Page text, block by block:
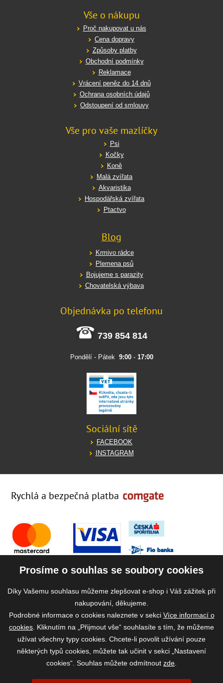
Vše o nákupu
Proč nakupovat u nás
Cena dopravy
Způsoby platby
Obchodní podmínky
Reklamace
Vrácení peněz do 14 dnů
Ochrana osobních údajů
Odstoupení od smlouvy
Vše pro vaše mazlíčky
Psi
Kočky
Koně
Malá zvířata
Akvaristika
Hospodářská zvířata
Ptactvo
Blog
Krmivo rádce
Plemena psů
Bojujeme s parazity
Chovatelská výbava
Objednávka po telefonu
739 854 814
Pondělí - Pátek 9:00- 17:00
Sociální sítě
FACEBOOK
INSTAGRAM
Rychlá a bezpečná platba
2026 ©www.vase-krmivo.cz- Tomáš Kroupa e-shop, Kanice 307, 664 01
Prosíme o souhlas se soubory cookies
Díky Vašemu souhlasu můžeme zlepšovat e-shop i Váš zážitek při
nakupování, děkujeme.
Podrobné informace o cookies naleznete v sekci Více informací o
cookies . Kliknutím na „Přijmout vše“ souhlasíte s tím, že můžeme
užívat všechny typy cookies. Chcete-li povolit užívání pouze
některých typů cookies, můžete tak učinit v sekci „Nastavení
cookies“. Souhlas můžete odmítnout zde